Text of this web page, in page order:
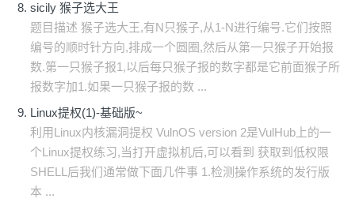
sicily 猴子选大王
题目描述 猴子选大王,有N只猴子,从1-N进行编号.它们按照
编号的顺时针方向,排成一个圆圈,然后从第一只猴子开始报
数.第一只猴子报1,以后每只猴子报的数字都是它前面猴子所
报数字加1.如果一只猴子报的数 ...
Linux提权(1)-基础版~
利用Linux内核漏洞提权 VulnOS version 2是VulHub上的一
个Linux提权练习,当打开虚拟机后,可以看到 获取到低权限
SHELL后我们通常做下面几件事 1.检测操作系统的发行版
本 ...